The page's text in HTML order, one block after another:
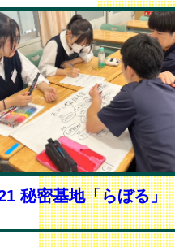
秘密基地「らぼる」